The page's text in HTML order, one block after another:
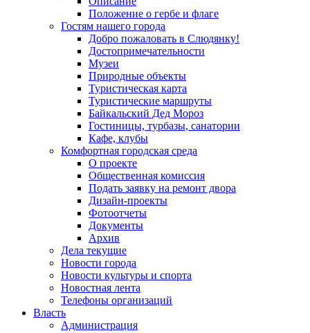
Положение о гербе и флаге
Гостям нашего города
Добро пожаловать в Слюдянку!
Достопримечательности
Музеи
Природные объекты
Туристическая карта
Туристические маршруты
Байкальский Дед Мороз
Гостиницы, турбазы, санатории
Кафе, клубы
Комфортная городская среда
О проекте
Общественная комиссия
Подать заявку на ремонт двора
Дизайн-проекты
Фотоотчеты
Документы
Архив
Дела текущие
Новости города
Новости культуры и спорта
Новостная лента
Телефоны организаций
Власть
Администрация